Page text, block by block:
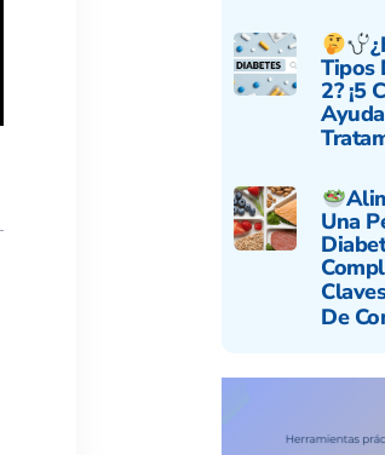
Tipos
2? ¡5
Una
De